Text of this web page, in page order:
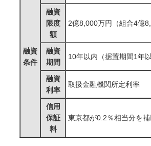
融資
条件
融資
限度
額
2億8,000万円（組合4億
融資
期間
10年以内（据置期間1年
融資
利率
取扱金融機関所定利率
信用
保証
料
東京都が0.2％相当分を補